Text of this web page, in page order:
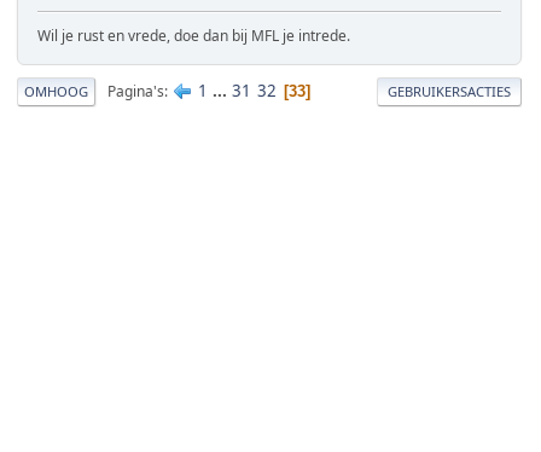
Wil je rust en vrede, doe dan bij MFL je intrede.
OMHOOG Pagina's 1 ... 31 32 33 GEBRUIKERSACTIES